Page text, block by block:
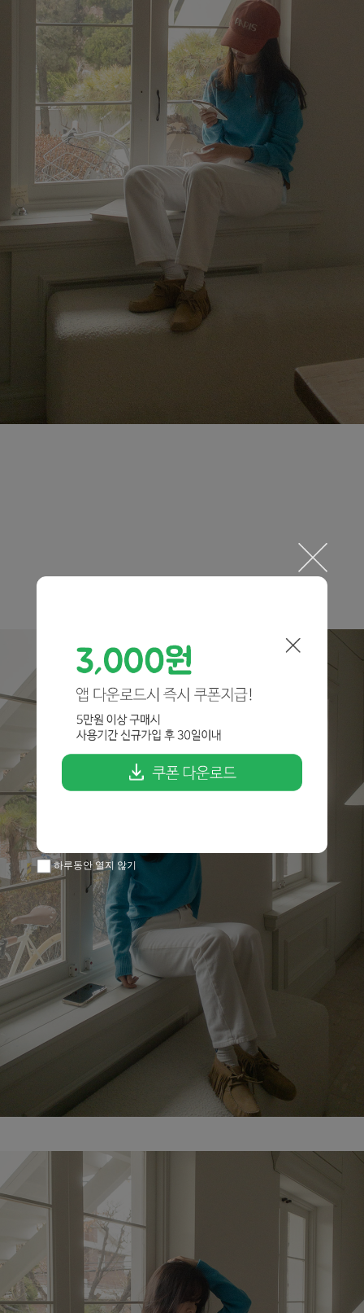
하루동안 열지 않기